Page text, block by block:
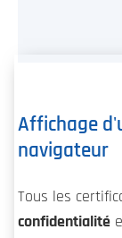
Affichage
navigateur
Tous les
confidentialité